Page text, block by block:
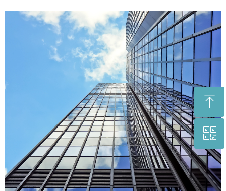
ꁸ
回到顶部
ꀥ
微信二维码